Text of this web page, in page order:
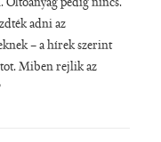
Oltóanyag pedig nincs.
adni az
– a hírek szerint
Miben rejlik az